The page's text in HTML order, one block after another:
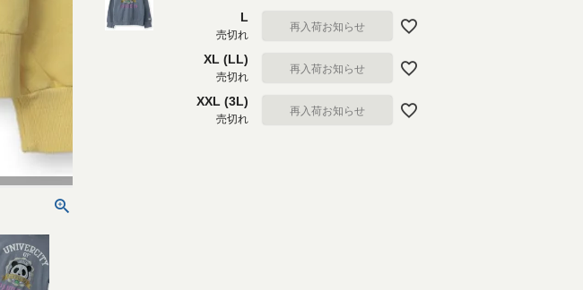
L
売切れ
再入荷お知らせ
XL (LL)
売切れ
再入荷お知らせ
XXL (3L)
売切れ
再入荷お知らせ